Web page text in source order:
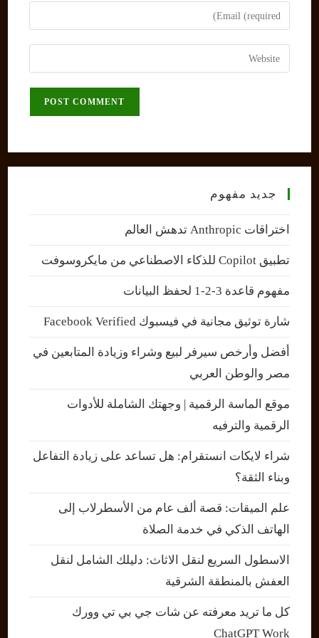
name
comment
Enter
your
email
address
Enter
your
جديد مفهوم
اختراقات Anthropic تدهش العالم
تطبيق Copilot للذكاء الاصطناعي من مايكروسوفت
مفهوم قاعدة 3-2-1 لحفظ البيانات
شارة توثيق مجانية في فيسبوك Facebook Verified
أفضل وأرخص سيرفر لبيع وشراء وزيادة المتابعين في
مصر والوطن العربي
موقع الماسة الرقمية | وجهتك الشاملة للأدوات
الرقمية والترفيه
شراء لايكات انستقرام: هل تساعد على زيادة التفاعل
وبناء الثقة؟
علم الميقات: قصة ألف عام من الأسطرلاب إلى
الهاتف الذكي في خدمة الصلاة
الاسطول السريع لنقل الاثاث: دليلك الشامل لنقل
العفش بالمنطقة الشرقية
كل ما تريد معرفته عن شات جي بي تي وورك
ChatGPT Work